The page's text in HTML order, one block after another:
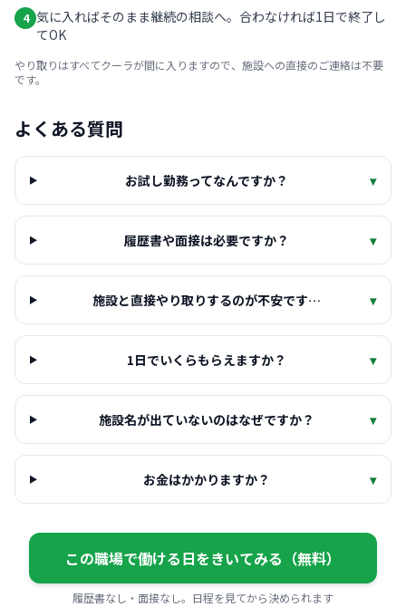
4 気に入ればそのまま継続の相談へ。合わなければ1日で終了し
てOK
やり取りはすべてクーラが間に入りますので、施設への直接のご連絡は不要
です。
よくある質問
お試し勤務ってなんですか？ ▾
履歴書や面接は必要ですか？ ▾
施設と直接やり取りするのが不安です… ▾
1日でいくらもらえますか？ ▾
施設名が出ていないのはなぜですか？ ▾
お金はかかりますか？ ▾
この職場で働ける日をきいてみる（無料）
履歴書なし・面接なし。日程を見てから決められます